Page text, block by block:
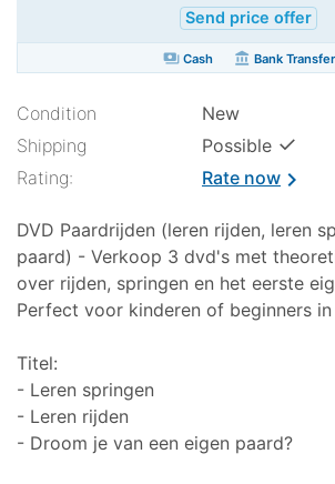
Send price offer
paymentsCash account_balance Bank Transfer
Condition
New
Shipping
Possible ✓
Rating: Rate nowchevron_right
DVD Paardrijden (leren rijden, leren
paard) - Verkoop 3 dvd's met
over rijden, springen en het eerste
Perfect voor kinderen of beginners
Titel:
- Leren springen
- Leren rijden
- Droom je van een eigen paard?